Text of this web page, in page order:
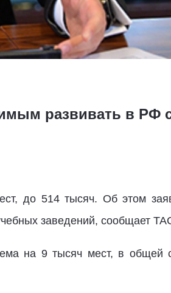
развивать в РФ
до 514 тысяч. Об этом
заведений, сообщает
на 9 тысяч мест, в общей